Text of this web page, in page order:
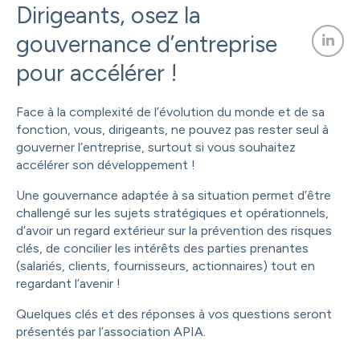
Dirigeants, osez la
gouvernance d’entreprise
pour accélérer !
Face à la complexité de l’évolution du monde et de sa
fonction, vous, dirigeants, ne pouvez pas rester seul à
gouverner l’entreprise, surtout si vous souhaitez
accélérer son développement !
Une gouvernance adaptée à sa situation permet d’être
challengé sur les sujets stratégiques et opérationnels,
d’avoir un regard extérieur sur la prévention des risques
clés, de concilier les intérêts des parties prenantes
(salariés, clients, fournisseurs, actionnaires) tout en
regardant l’avenir !
Quelques clés et des réponses à vos questions seront
présentés par l’association APIA.